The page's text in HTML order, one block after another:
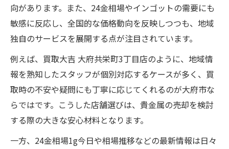
向があります。また、24金相場やインゴットの需要にも
敏感に反応し、全国的な価格動向を反映しつつも、地域
独自のサービスを展開する点が注目されています。
例えば、買取大吉 大府共栄町3丁目店のように、地域情
報を熟知したスタッフが個別対応するケースが多く、買
取時の不安や疑問にも丁寧に応じてくれるのが大府市な
らではです。こうした店舗選びは、貴金属の売却を検討
する際の大きな安心材料となります。
一方、24金相場1g今日や相場推移などの最新情報は日々